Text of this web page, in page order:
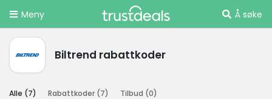
Meny Å søke
Biltrend rabattkoder
Alle (7) Rabattkoder (7) Tilbud (0)